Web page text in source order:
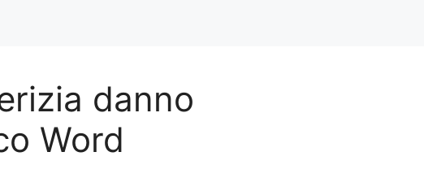
danno
Word